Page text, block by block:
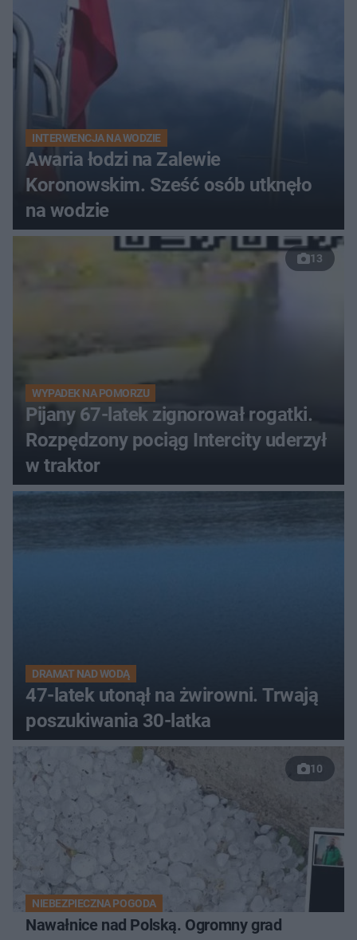
INTERWENCJA NA WODZIE
Awaria łodzi na Zalewie
Koronowskim. Sześć osób utknęło
na wodzie
13
WYPADEK NA POMORZU
Pijany 67-latek zignorował rogatki.
Rozpędzony pociąg Intercity uderzył
w traktor
DRAMAT NAD WODĄ
47-latek utonął na żwirowni. Trwają
poszukiwania 30-latka
10
NIEBEZPIECZNA POGODA
Nawałnice nad Polską. Ogromny grad